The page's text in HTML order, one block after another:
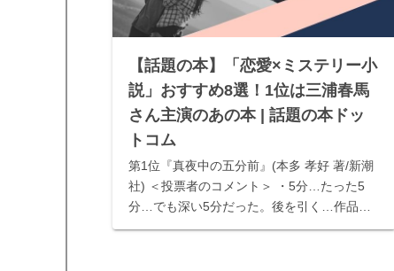
【話題の本】「恋愛×ミステリー小
説」おすすめ8選！1位は三浦春馬
さん主演のあの本 | 話題の本ドッ
トコム
第1位『真夜中の五分前』(本多 孝好 著/新潮
社) ＜投票者のコメント＞ ・5分…たった5
分…でも深い5分だった。後を引く…作品。
・５分間という時間が運命を分けてしまうこ